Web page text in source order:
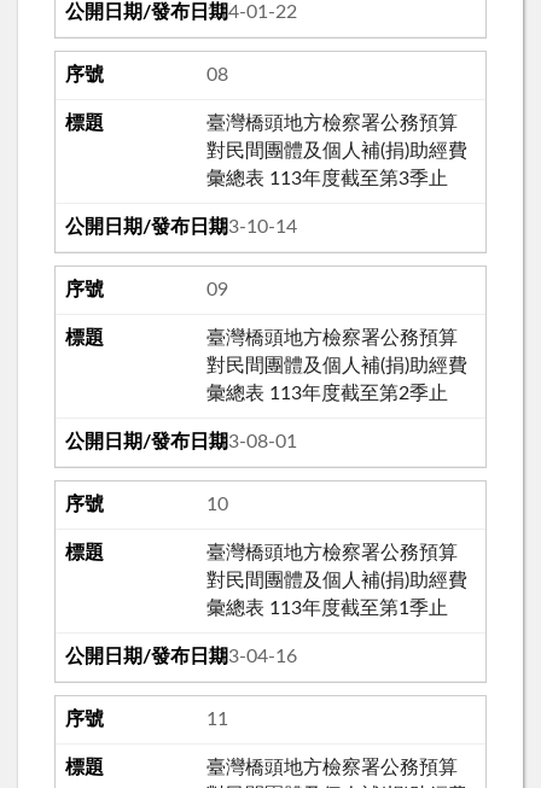
114-01-22
08
臺灣橋頭地方檢察署公務預算
對民間團體及個人補(捐)助經費
彙總表 113年度截至第3季止
113-10-14
09
臺灣橋頭地方檢察署公務預算
對民間團體及個人補(捐)助經費
彙總表 113年度截至第2季止
113-08-01
10
臺灣橋頭地方檢察署公務預算
對民間團體及個人補(捐)助經費
彙總表 113年度截至第1季止
113-04-16
11
臺灣橋頭地方檢察署公務預算